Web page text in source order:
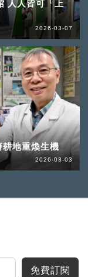
人人皆可「上
2026-03-07
地重煥生機
2026-03-03
免費訂閱